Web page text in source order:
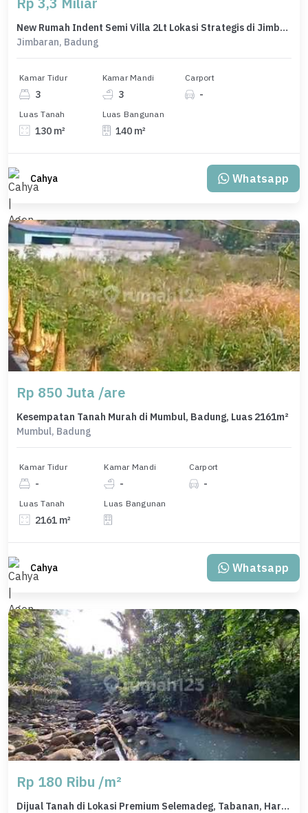
New Rumah Indent Semi Villa 2Lt Lokasi Strategis di Jimbaran
Jimbaran, Badung
Kamar Tidur
3
Kamar Mandi
3
Carport
-
Luas Tanah
130 m²
Luas Bangunan
140 m²
Cahya Whatsapp
Rp 850 Juta /are
Kesempatan Tanah Murah di Mumbul, Badung, Luas 2161m²
Mumbul, Badung
Kamar Tidur
-
Kamar Mandi
-
Carport
-
Luas Tanah
2161 m²
Luas Bangunan
Cahya Whatsapp
Rp 180 Ribu /m²
Dijual Tanah di Lokasi Premium Selemadeg, Tabanan, Harga 1,13 Miliar